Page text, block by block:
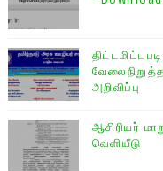
அறிவிப்பு
ஆசிரியர்
வெளியீடு